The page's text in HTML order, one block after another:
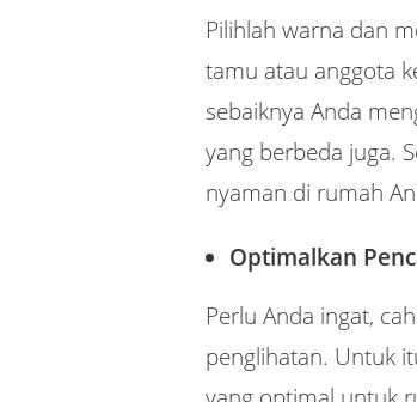
Pilihlah warna dan
tamu atau anggota
sebaiknya Anda
yang berbeda juga.
nyaman di rumah
Optimalkan
Perlu Anda ingat,
penglihatan. Untuk